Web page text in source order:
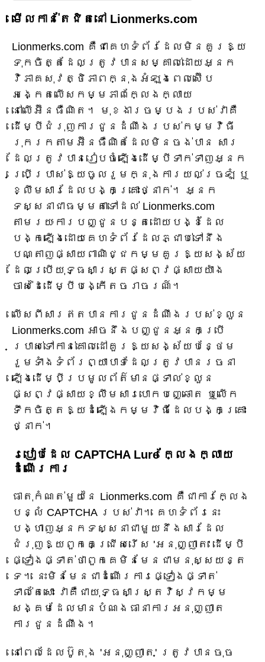
មើលកាន់តែជិតនៅ Lionmerks.com
Lionmerks.com គឺជាគេហទំព័រដែលមិនគួរឱ្យ
ទុកចិត្តដែលត្រូវបានសម្គាល់ដោយអ្នក
វិភាគសុវត្ថិភាពក្នុងអំឡុងពេលស៊ើប
អង្កេតលើសកម្មភាពក្លែងក្លាយ
នៅលើអ៊ីនធឺណិត។ មុខងារចម្បងរបស់វាគឺ
ដើម្បីជំរុញការជូនដំណឹងរបស់កម្មវិធី
រុករកតាមអ៊ីនធឺណិតដែលមិនចង់បាន សារ
ដែលត្រូវបានរៀបចំឡើងដើម្បីទាក់ទាញអ្នក
ប្រើប្រាស់ឱ្យចូលរួមក្នុងការយល់ច្រឡំ ឬ
ខ្លឹមសារដែលបង្កគ្រោះថ្នាក់។ អ្នក
ទស្សនាជាធម្មតាទៅដល់ Lionmerks.com
តាមរយៈការបញ្ជូនបន្តដោយបង្ខំដែល
បង្កឡើងដោយគេហទំព័រដែលភ្ជាប់ទៅនឹង
បណ្តាញផ្សាយពាណិជ្ជកម្មគួរឱ្យសង្ស័យ
ដែលប្រើយុទ្ធសាស្ត្រផ្សព្វផ្សាយយ៉ាង
ចាស់ដៃដើម្បីបង្កើតចរាចរណ៍។
លើសពីសារឥតបានការជូនដំណឹងរបស់ខ្លួន
Lionmerks.com អាចនឹងបញ្ជូនអ្នកប្រើ
ប្រាស់ទៅកាន់គោលដៅគួរឱ្យសង្ស័យបន្ថែម
រួមទាំងទំព័រព្យាបាទដែលត្រូវបានរចនា
ឡើងដើម្បីប្រមូលព័ត៌មានផ្ទាល់ខ្លួន
ផ្សព្វផ្សាយខ្លឹមសារបោកបញ្ឆោត ឬលើក
ទឹកចិត្តឱ្យដំឡើងកម្មវិធីដែលបង្កគ្រោះ
ថ្នាក់។
របៀបដែល CAPTCHA Lure ក្លែងក្លាយ
ដំណើរការ
ធាតុកំណត់មួយនៃ Lionmerks.com គឺជាការក្លែង
បន្លំ CAPTCHA របស់វា។ គេហទំព័រនេះ
បង្ហាញអ្នកទស្សនាជាមួយនឹងសារដែល
ជំរុញឱ្យពួកគេជ្រើសរើស 'អនុញ្ញាត' ដើម្បី
ផ្ទៀងផ្ទាត់ថាពួកគេមិនមែនជាមនុស្សយន្ត
ទេ។ នេះមិនមែនជាដំណើរការផ្ទៀងផ្ទាត់
ទាល់តែសោះ វាគឺជាយុទ្ធសាស្ត្រវិស្វកម្ម
សង្គមដែលមានបំណងធានាការអនុញ្ញាត
ការជូនដំណឹង។
នៅពេលដែលប៊ូតុង 'អនុញ្ញាត' ត្រូវបានចុច